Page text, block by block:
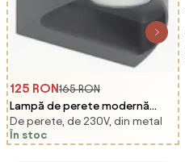
125 RON165 RON
Lampă de perete modernă
pentru exterior gri închis cu LED
2 lumini IP54 - Mal
De perete, de 230V, din metal
În stoc